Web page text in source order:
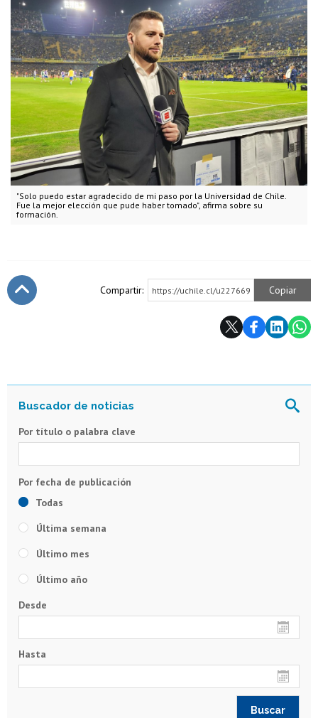
"Solo puedo estar agradecido de mi paso por la Universidad de Chile.
Fue la mejor elección que pude haber tomado", afirma sobre su
formación.
Compartir: https://uchile.cl/u227669 Copiar
Por título o palabra clave
Todas
Última semana
Último mes
Último año
Desde
Hasta